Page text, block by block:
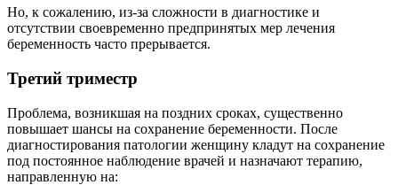
Но, к сожалению, из-за сложности в диагностике и
отсутствии своевременно предпринятых мер лечения
беременность часто прерывается.
Третий триместр
Проблема, возникшая на поздних сроках, существенно
повышает шансы на сохранение беременности. После
диагностирования патологии женщину кладут на сохранение
под постоянное наблюдение врачей и назначают терапию,
направленную на: